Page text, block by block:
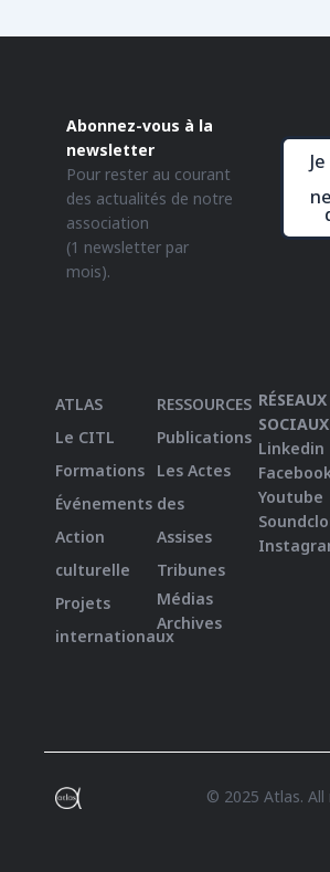
Abonnez-vous à la
newsletter
Pour rester au courant
des actualités de notre
association
(1 newsletter par
mois).
ATLAS
Le CITL
Formations
Événements
Action
culturelle
Projets
internationaux
RESSOURCES
Publications
Les Actes
des
Assises
Tribunes
Médias
Archives
RÉSEAUX
SOCIAUX
Linkedin
Youtube
© 2025 Atlas. All